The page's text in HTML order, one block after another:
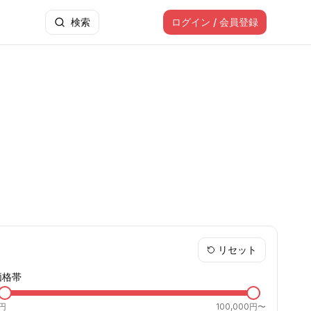
検索 ログイン / 会員登録
格帯
100,000円〜
リセット